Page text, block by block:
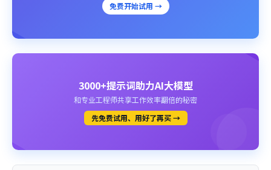
免费开始试用 →
3000+提示词助力AI大模型
和专业工程师共享工作效率翻倍的秘密
先免费试用、用好了再买 →